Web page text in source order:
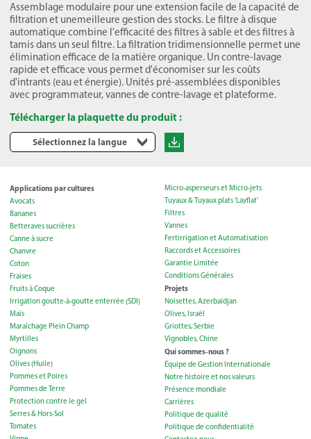
Assemblage modulaire pour une extension facile de la capacité de
filtration et unemeilleure gestion des stocks. Le filtre à disque
automatique combine l'efficacité des filtres à sable et des filtres à
tamis dans un seul filtre. La filtration tridimensionnelle permet une
élimination efficace de la matière organique. Un contre-lavage
rapide et efficace vous permet d'économiser sur les coûts
d'intrants (eau et énergie). Unités pré-assemblées disponibles
avec programmateur, vannes de contre-lavage et plateforme.
Télécharger la plaquette du produit :
Sélectionnez la langue
Applications par cultures
Avocats
Bananes
Betteraves sucrières
Canne à sucre
Chanvre
Coton
Fraises
Fruits à Coque
Irrigation goutte-à-goutte enterrée (SDI)
Maïs
Maraîchage Plein Champ
Myrtilles
Oignons
Olives (Huile)
Pommes et Poires
Pommes de Terre
Protection contre le gel
Serres & Hors-Sol
Tomates
Micro-asperseurs et Micro-jets
Tuyaux & Tuyaux plats ‘Layflat’
Filtres
Vannes
Fertirrigation et Automatisation
Raccords et Accessoires
Garantie Limitée
Conditions Générales
Projets
Noisettes, Azerbaïdjan
Olives, Israël
Griottes, Serbie
Vignobles, Chine
Qui sommes-nous ?
Équipe de Gestion Internationale
Notre histoire et nos valeurs
Présence mondiale
Carrières
Politique de qualité
Politique de сonfidentialité